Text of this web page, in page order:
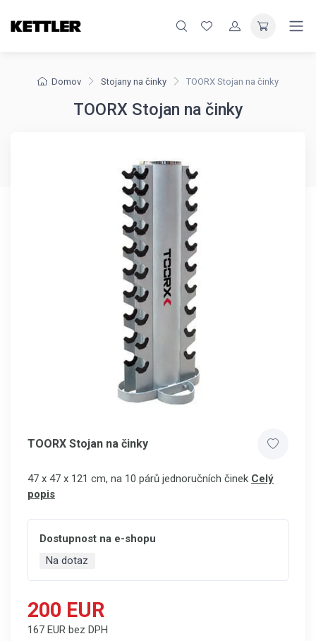
Domov Stojany na činky TOORX Stojan na činky
TOORX Stojan na činky
TOORX Stojan na činky
47 x 47 x 121 cm, na 10 párů jednoručních činek Celý
popis
Dostupnost na e-shopu
Na dotaz
200 EUR
167 EUR bez DPH